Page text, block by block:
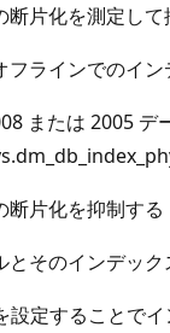
断片化を測定して
フラインでのイ
または 2005 デ
断片化を抑制する
とそのインデッ
設定することで